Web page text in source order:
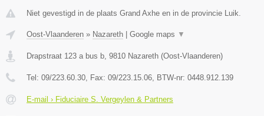
Niet gevestigd in de plaats Grand Axhe en in de provincie Luik.
Oost-Vlaanderen » Nazareth Google maps ▼
Drapstraat 123 a bus b, 9810 Nazareth (Oost-Vlaanderen)
Tel: 09/223.60.30, Fax: 09/223.15.06, BTW-nr: 0448.912.139
E-mail › Fiduciaire S. Vergeylen & Partners